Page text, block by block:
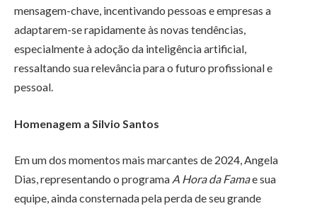
mensagem-chave, incentivando pessoas e empresas a
adaptarem-se rapidamente às novas tendências,
especialmente à adoção da inteligência artificial,
ressaltando sua relevância para o futuro profissional e
pessoal.
Homenagem a Silvio Santos
Em um dos momentos mais marcantes de 2024, Angela
Dias, representando o programa A Hora da Famae sua
equipe, ainda consternada pela perda de seu grande